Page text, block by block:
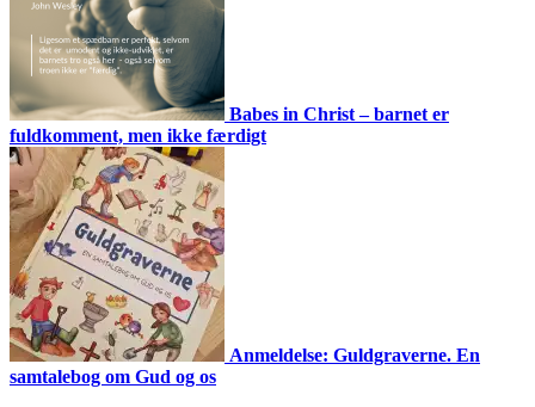
Babes in Christ – barnet er
fuldkomment, men ikke færdigt
Anmeldelse: Guldgraverne. En
samtalebog om Gud og os